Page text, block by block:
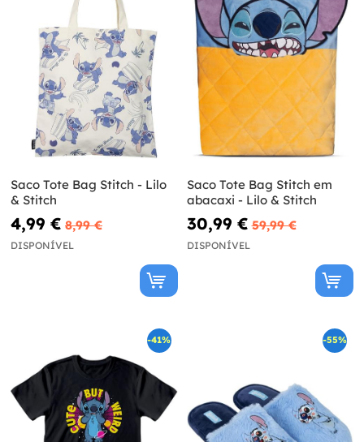
Saco Tote Bag Stitch - Lilo
& Stitch
4,99 € 8,99 €
DISPONÍVEL
Saco Tote Bag Stitch em
abacaxi - Lilo & Stitch
30,99 € 59,99 €
DISPONÍVEL
-41% -55%